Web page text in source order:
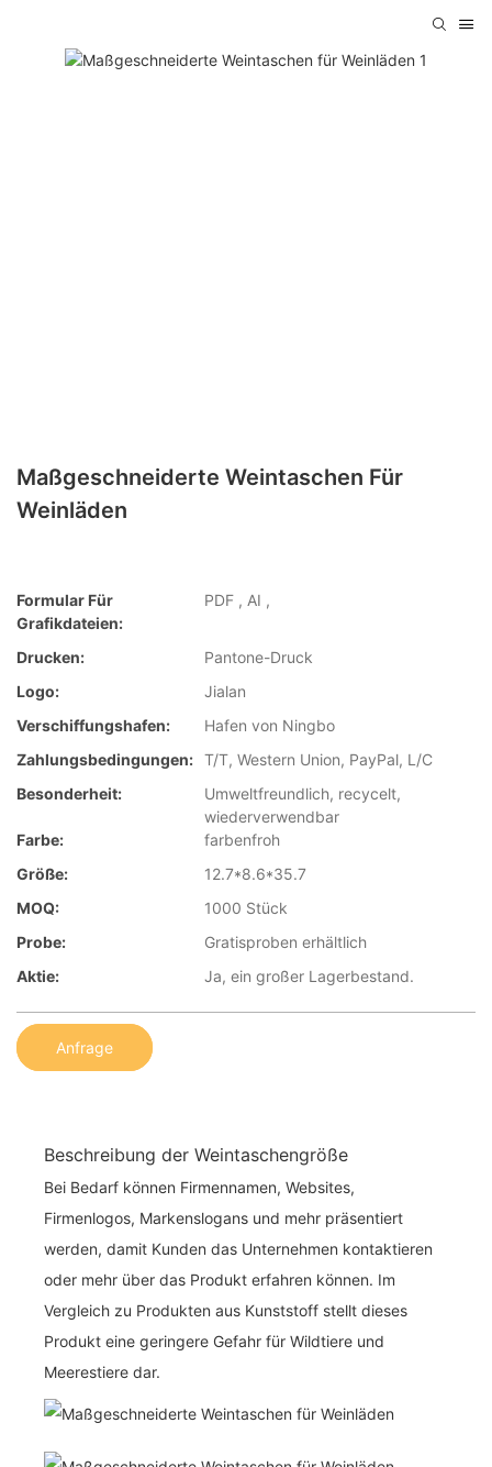
Maßgeschneiderte Weintaschen Für
Weinläden
Formular Für
Grafikdateien:
PDF , AI ,
Drucken:
Pantone-Druck
Logo:
Jialan
Verschiffungshafen:
Hafen von Ningbo
Zahlungsbedingungen: T/T, Western Union, PayPal, L/C
Besonderheit:
Umweltfreundlich, recycelt,
wiederverwendbar
Farbe:
farbenfroh
Größe:
12.7*8.6*35.7
MOQ:
1000 Stück
Probe:
Gratisproben erhältlich
Aktie:
Ja, ein großer Lagerbestand.
Anfrage
Beschreibung der Weintaschengröße
Bei Bedarf können Firmennamen, Websites,
Firmenlogos, Markenslogans und mehr präsentiert
werden, damit Kunden das Unternehmen kontaktieren
oder mehr über das Produkt erfahren können. Im
Vergleich zu Produkten aus Kunststoff stellt dieses
Produkt eine geringere Gefahr für Wildtiere und
Meerestiere dar.